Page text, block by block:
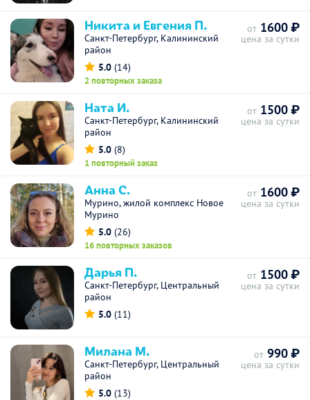
Никита и Евгения П.
Санкт-Петербург, Калининский
район
5.0 (14)
2 повторных заказа
от 1600 ₽
цена за сутки
Ната И.
Санкт-Петербург, Калининский
район
5.0 (8)
1 повторный заказ
от 1500 ₽
цена за сутки
Анна С.
Мурино, жилой комплекс Новое
Мурино
5.0 (26)
16 повторных заказов
от 1600 ₽
цена за сутки
Дарья П.
Санкт-Петербург, Центральный
район
5.0 (11)
от 1500 ₽
цена за сутки
Милана М.
Санкт-Петербург, Центральный
район
5.0 (13)
от 990 ₽
цена за сутки